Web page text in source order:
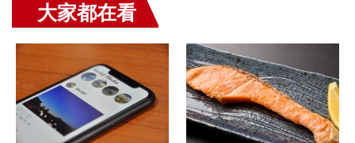
大家都在看